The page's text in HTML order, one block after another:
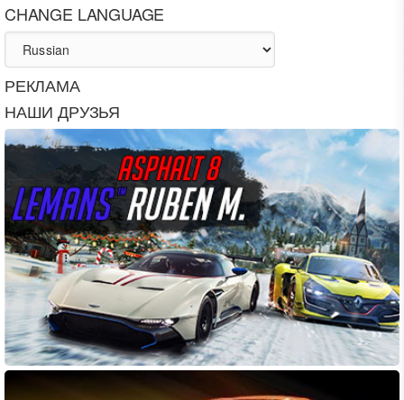
CHANGE LANGUAGE
РЕКЛАМА
НАШИ ДРУЗЬЯ